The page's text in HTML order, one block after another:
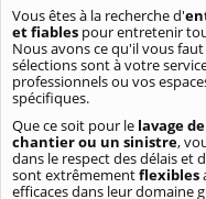
Vous êtes à la recherche d'
et fiables pour entretenir
Nous avons ce qu'il vous
sélections sont à votre
professionnels ou vos
spécifiques.
Que ce soit pour le lavage
chantier ou un sinistre,
dans le respect des délais et
sont extrêmementflexibles
efficaces dans leur domaine